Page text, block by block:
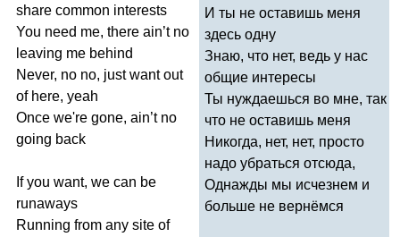
share common interests
You need me, there ain’t no
leaving me behind
Never, no no, just want out
of here, yeah
Once we're gone, ain’t no
going back
If you want, we can be
runaways
Running from any site of
И ты не оставишь меня
здесь одну
Знаю, что нет, ведь у нас
общие интересы
Ты нуждаешься во мне, так
что не оставишь меня
Никогда, нет, нет, просто
надо убраться отсюда,
Однажды мы исчезнем и
больше не вернёмся